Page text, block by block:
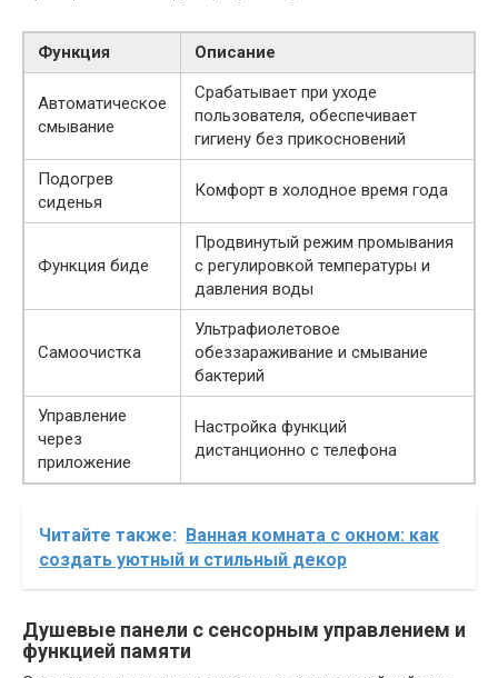
Функция Описание
Автоматическое
смывание
Срабатывает при уходе
пользователя, обеспечивает
гигиену без прикосновений
Подогрев
сиденья
Комфорт в холодное время года
Функция биде
Продвинутый режим промывания
с регулировкой температуры и
давления воды
Самоочистка
Ультрафиолетовое
обеззараживание и смывание
бактерий
Управление
через
приложение
Настройка функций
дистанционно с телефона
Читайте также:
Ванная комната с окном: как
создать уютный и стильный декор
Душевые панели с сенсорным управлением и
функцией памяти